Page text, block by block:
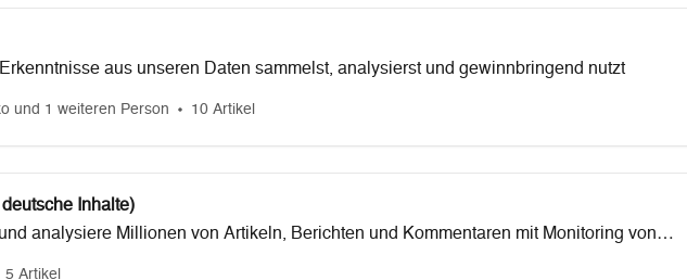
aus unseren Daten sammelst, analysierst und gewinnbringend nutzt
und 1 weiteren Person 10 Artikel
Inhalte)
analysiere Millionen von Artikeln, Berichten und Kommentaren mit Monitoring von
5 Artikel